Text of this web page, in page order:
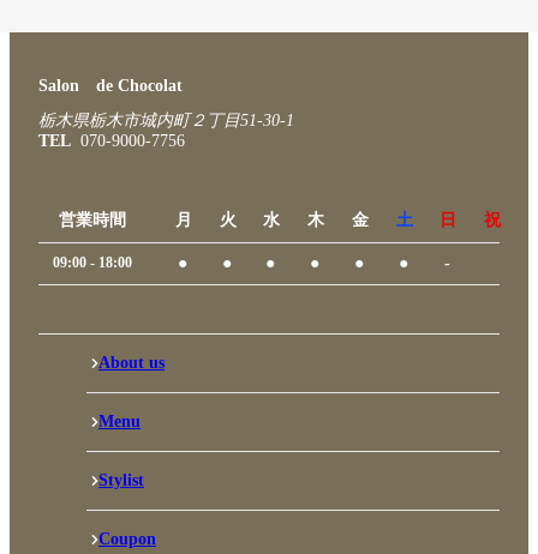
Salon de Chocolat
栃木県栃木市城内町２丁目51-30-1
TEL 070-9000-7756
営業時間 月 火 水 木 金 土 日 祝
09:00 - 18:00 ● ● ● ● ● ● -
About us
Menu
Stylist
Coupon